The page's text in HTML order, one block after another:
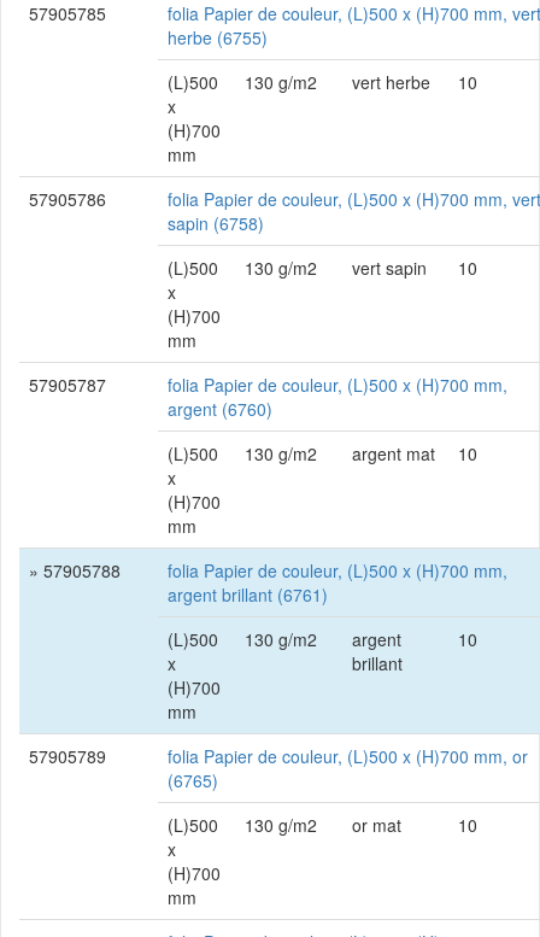
57905785
folia Papier de couleur, (L)500 x (H)700 mm, vert
herbe (6755)
(L)500
x
(H)700
mm
130 g/m2 vert herbe 10
57905786
folia Papier de couleur, (L)500 x (H)700 mm, vert
sapin (6758)
(L)500
x
(H)700
mm
130 g/m2 vert sapin 10
57905787
folia Papier de couleur, (L)500 x (H)700 mm,
argent (6760)
(L)500
x
(H)700
mm
130 g/m2 argent mat 10
» 57905788
folia Papier de couleur, (L)500 x (H)700 mm,
argent brillant (6761)
(L)500
x
(H)700
mm
130 g/m2
argent
brillant
10
57905789
folia Papier de couleur, (L)500 x (H)700 mm, or
(6765)
(L)500
x
(H)700
mm
130 g/m2 or mat 10